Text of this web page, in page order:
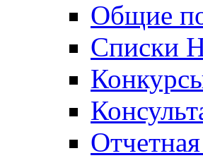
Общие
Списки